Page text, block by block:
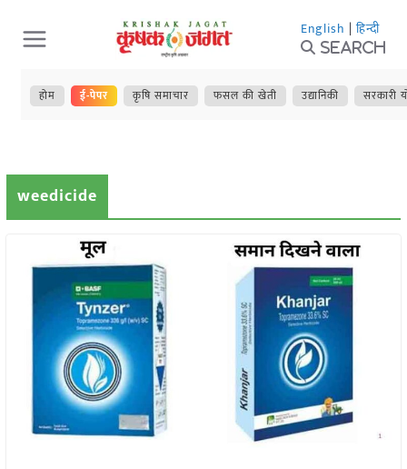
Skip
to
content
English | हिन्दी
Search
होम ई-पेपर कृषि समाचार फसल की खेती उद्यानिकी सरकारी
weedicide